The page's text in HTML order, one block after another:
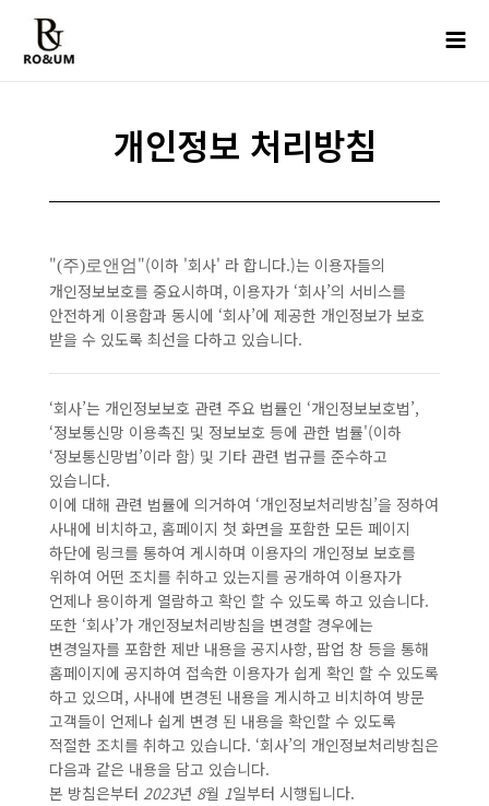
건너뛰기
개인정보 처리방침
"(주)로앤엄"(이하 '회사' 라 합니다.)는 이용자들의
개인정보보호를 중요시하며, 이용자가 ‘회사’의 서비스를
안전하게 이용함과 동시에 ‘회사’에 제공한 개인정보가 보호
받을 수 있도록 최선을 다하고 있습니다.
‘회사’는 개인정보보호 관련 주요 법률인 ‘개인정보보호법’,
‘정보통신망 이용촉진 및 정보보호 등에 관한 법률'(이하
‘정보통신망법’이라 함) 및 기타 관련 법규를 준수하고
있습니다.
이에 대해 관련 법률에 의거하여 ‘개인정보처리방침’을 정하여
사내에 비치하고, 홈페이지 첫 화면을 포함한 모든 페이지
하단에 링크를 통하여 게시하며 이용자의 개인정보 보호를
위하여 어떤 조치를 취하고 있는지를 공개하여 이용자가
언제나 용이하게 열람하고 확인 할 수 있도록 하고 있습니다.
또한 ‘회사’가 개인정보처리방침을 변경할 경우에는
변경일자를 포함한 제반 내용을 공지사항, 팝업 창 등을 통해
홈페이지에 공지하여 접속한 이용자가 쉽게 확인 할 수 있도록
하고 있으며, 사내에 변경된 내용을 게시하고 비치하여 방문
고객들이 언제나 쉽게 변경 된 내용을 확인할 수 있도록
적절한 조치를 취하고 있습니다. ‘회사’의 개인정보처리방침은
다음과 같은 내용을 담고 있습니다.
본 방침은부터 2023년 8월 1일부터 시행됩니다.